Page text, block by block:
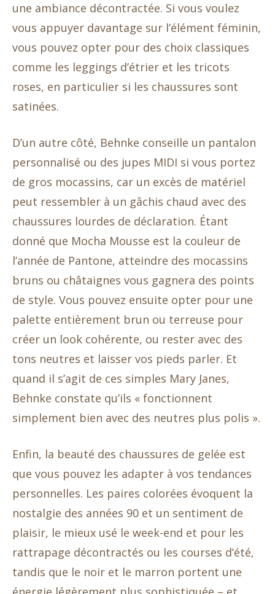
une ambiance décontractée. Si vous voulez
vous appuyer davantage sur l’élément féminin,
vous pouvez opter pour des choix classiques
comme les leggings d’étrier et les tricots
roses, en particulier si les chaussures sont
satinées.
D’un autre côté, Behnke conseille un pantalon
personnalisé ou des jupes MIDI si vous portez
de gros mocassins, car un excès de matériel
peut ressembler à un gâchis chaud avec des
chaussures lourdes de déclaration. Étant
donné que Mocha Mousse est la couleur de
l’année de Pantone, atteindre des mocassins
bruns ou châtaignes vous gagnera des points
de style. Vous pouvez ensuite opter pour une
palette entièrement brun ou terreuse pour
créer un look cohérente, ou rester avec des
tons neutres et laisser vos pieds parler. Et
quand il s’agit de ces simples Mary Janes,
Behnke constate qu’ils « fonctionnent
simplement bien avec des neutres plus polis ».
Enfin, la beauté des chaussures de gelée est
que vous pouvez les adapter à vos tendances
personnelles. Les paires colorées évoquent la
nostalgie des années 90 et un sentiment de
plaisir, le mieux usé le week-end et pour les
rattrapage décontractés ou les courses d’été,
tandis que le noir et le marron portent une